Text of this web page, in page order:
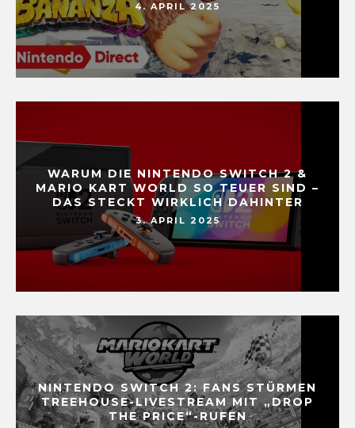
4. APRIL 2025
WARUM DIE NINTENDO SWITCH 2 &
MARIO KART WORLD SO TEUER SIND –
DAS STECKT WIRKLICH DAHINTER
3. APRIL 2025
NINTENDO SWITCH 2: FANS STÜRMEN
TREEHOUSE-LIVESTREAM MIT „DROP
THE PRICE“-RUFEN